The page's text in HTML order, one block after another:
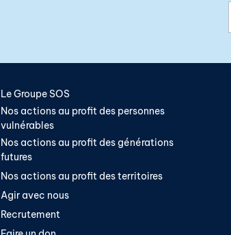
Le Groupe SOS
Nos actions au profit des personnes
vulnérables
Nos actions au profit des générations
futures
Nos actions au profit des territoires
Agir avec nous
Recrutement